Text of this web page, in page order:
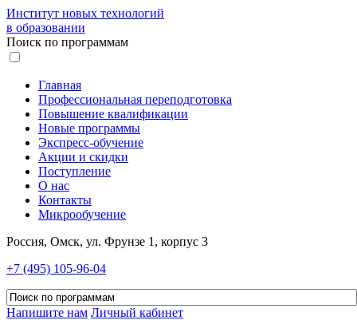
Институт новых технологий
в образовании
Поиск по программам
Главная
Профессиональная переподготовка
Повышение квалификации
Новые программы
Экспресс-обучение
Акции и скидки
Поступление
О нас
Контакты
Микрообучение
Россия, Омск, ул. Фрунзе 1, корпус 3
+7 (495) 105-96-04
Напишите нам Личный кабинет